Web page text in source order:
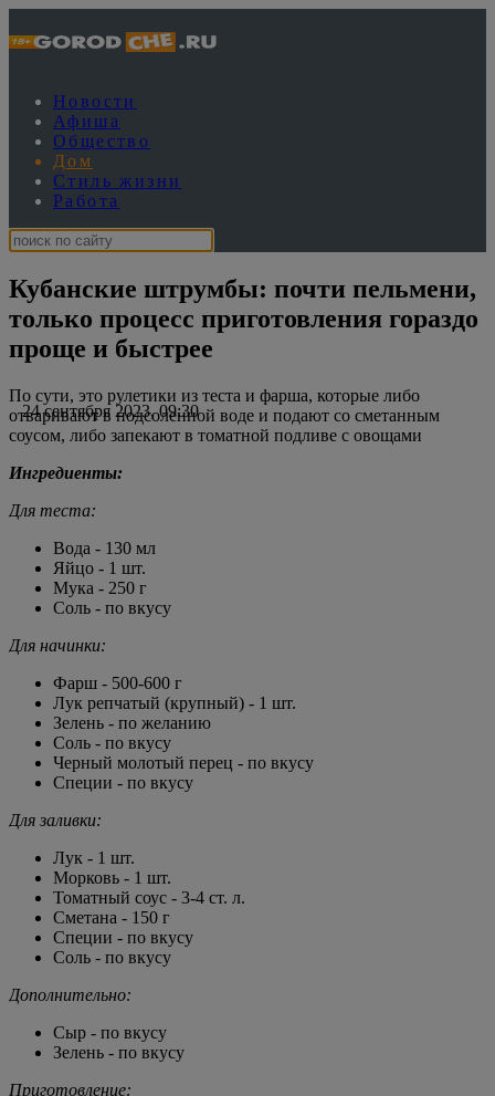
Новости
Афиша
Общество
Дом
Стиль жизни
Работа
Кубанские штрумбы: почти пельмени,
только процесс приготовления гораздо
проще и быстрее
24 сентября 2023, 09:30
По сути, это рулетики из теста и фарша, которые либо
отваривают в подсоленной воде и подают со сметанным
соусом, либо запекают в томатной подливе с овощами
Ингредиенты:
Для теста:
Вода - 130 мл
Яйцо - 1 шт.
Мука - 250 г
Соль - по вкусу
Для начинки:
Фарш - 500-600 г
Лук репчатый (крупный) - 1 шт.
Зелень - по желанию
Соль - по вкусу
Черный молотый перец - по вкусу
Специи - по вкусу
Для заливки:
Лук - 1 шт.
Морковь - 1 шт.
Томатный соус - 3-4 ст. л.
Сметана - 150 г
Специи - по вкусу
Соль - по вкусу
Дополнительно:
Сыр - по вкусу
Зелень - по вкусу
Приготовление: